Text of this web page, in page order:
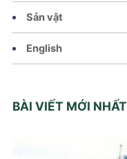
Sản vật
English
BÀI VIẾT MỚI NHẤT